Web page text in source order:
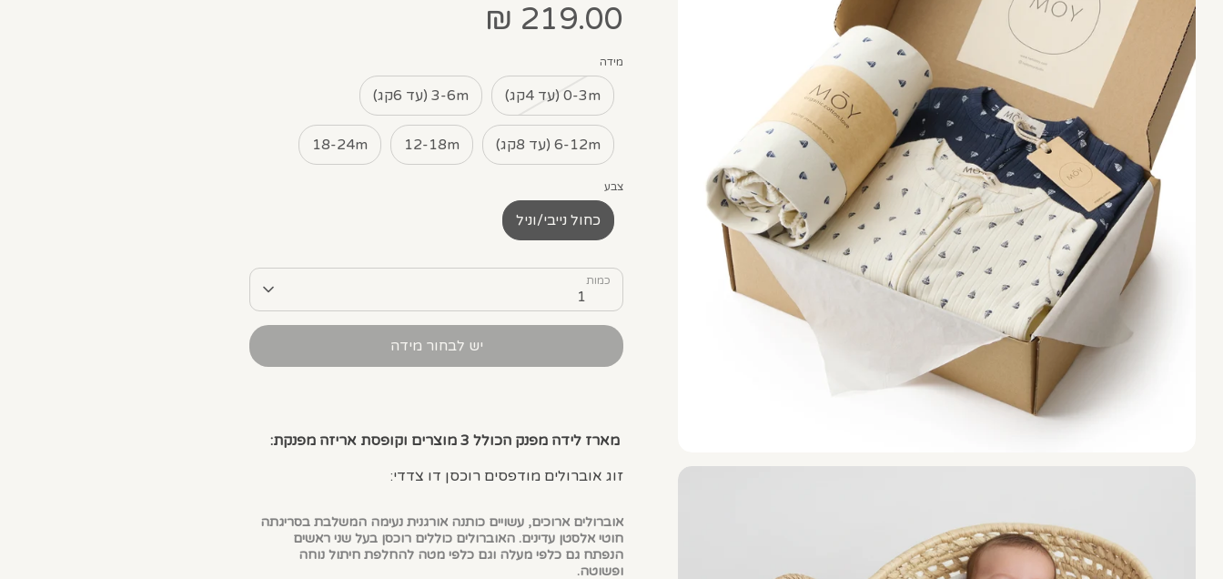
219.00 ₪
מידה
0-3m (עד 4קג) 3-6m (עד 6קג)
6-12m (עד 8קג) 12-18m
18-24m
צבע
כחול נייבי/וניל
כמות
1
יש לבחור מידה
מארז לידה מפנק הכולל 3 מוצרים וקופסת אריזה מפנקת:
זוג אוברולים מודפסים רוכסן דו צדדי:
אוברולים ארוכים, עשויים כותנה אורגנית נעימה המשלבת בסריגתה
חוטי אלסטן עדינים. האוברולים כוללים רוכסן בעל שני ראשים
הנפתח גם כלפי מעלה וגם כלפי מטה להחלפת חיתול נוחה
ופשוטה.